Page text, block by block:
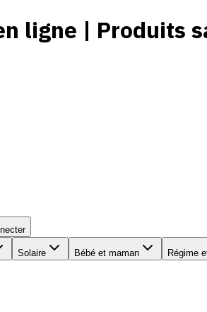
ligne | Produits
Solaire Bébé et maman Régime